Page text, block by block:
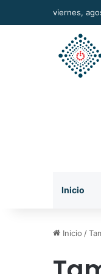
viernes,
Inicio
Inicio /